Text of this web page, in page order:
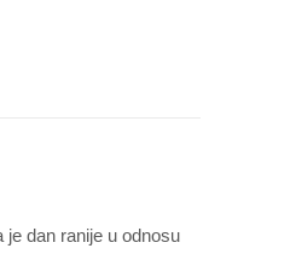
je dan ranije u odnosu